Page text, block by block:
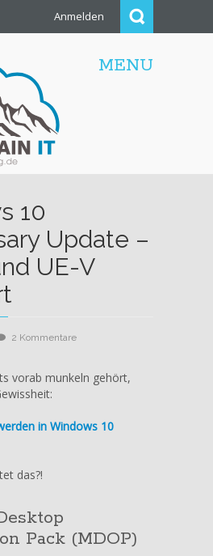
Anmelden
MENU
10
Update –
UE-V
2 Kommentarezu
Anniversary
App-
vorab munkeln gehört,
in Windows 10
das?!
Pack (MDOP)